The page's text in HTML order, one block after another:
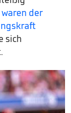
der
sich